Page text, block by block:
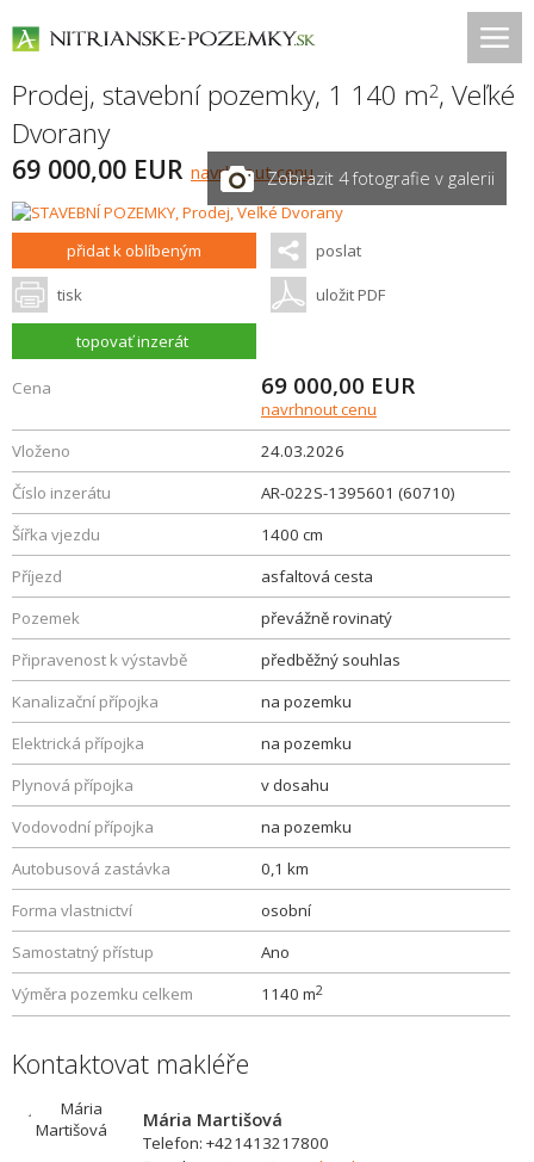
Prodej, stavební pozemky, 1 140 m2, Veľké
Dvorany
69 000,00 EUR navrhnout cenuZobrazit 4 fotografie v galerii
přidat k oblíbeným poslat
tisk uložit PDF
topovať inzerát
Cena 69 000,00 EUR
navrhnout cenu
Vloženo
24.03.2026
Číslo inzerátu
AR-022S-1395601 (60710)
Šířka vjezdu
1400 cm
Příjezd
asfaltová cesta
Pozemek
převážně rovinatý
Připravenost k výstavbě
předběžný souhlas
Kanalizační přípojka
na pozemku
Elektrická přípojka
na pozemku
Plynová přípojka
v dosahu
Vodovodní přípojka
na pozemku
Autobusová zastávka
0,1 km
Forma vlastnictví
osobní
Samostatný přístup
Ano
Výměra pozemku celkem
1140 m2
Kontaktovat makléře
Mária Martišová
Telefon: +421413217800